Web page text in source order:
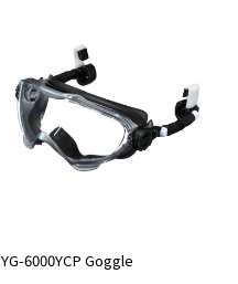
YG-6000YCP Goggle